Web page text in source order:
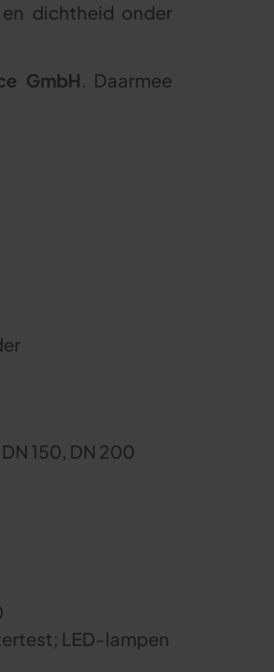
dichtheid onder
GmbH. Daarmee
150, DN 200
LED-lampen